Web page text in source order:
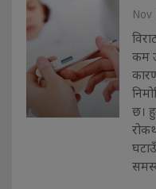
Nov
कम
छ।